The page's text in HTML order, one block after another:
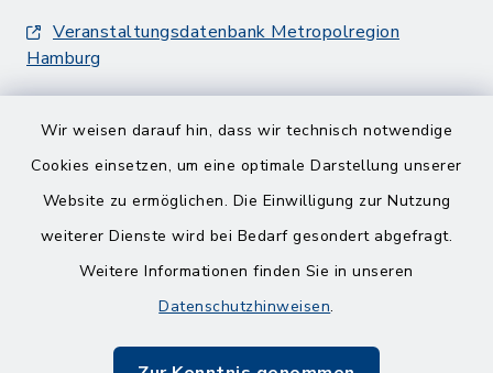
Wir weisen darauf hin, dass wir technisch notwendige
Cookies einsetzen, um eine optimale Darstellung unserer
Website zu ermöglichen. Die Einwilligung zur Nutzung
weiterer Dienste wird bei Bedarf gesondert abgefragt.
Weitere Informationen finden Sie in unseren
Datenschutzhinweisen.
Veranstaltungsdatenbank Metropolregion
Hamburg
Barrierefreiheit